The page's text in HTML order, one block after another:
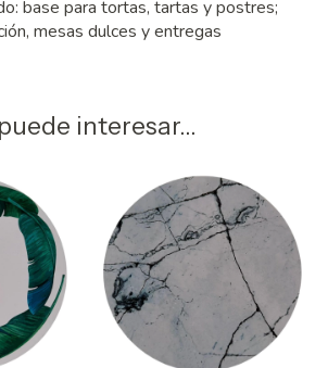
base para tortas, tartas y postres;
mesas dulces y entregas
interesar...